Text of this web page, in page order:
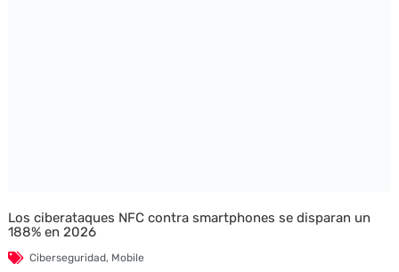
Los ciberataques NFC contra smartphones se disparan un
188% en 2026
Ciberseguridad, Mobile